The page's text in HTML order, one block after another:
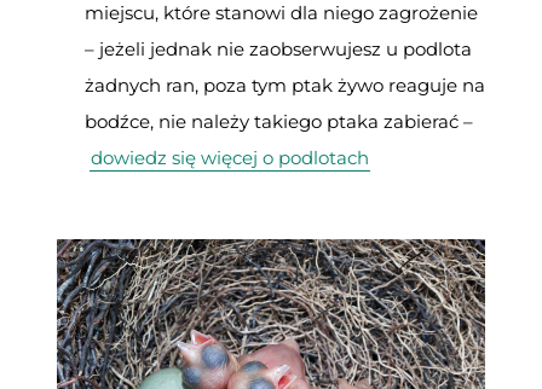
miejscu, które stanowi dla niego zagrożenie
– jeżeli jednak nie zaobserwujesz u podlota
żadnych ran, poza tym ptak żywo reaguje na
bodźce, nie należy takiego ptaka zabierać –
dowiedz się więcej o podlotach